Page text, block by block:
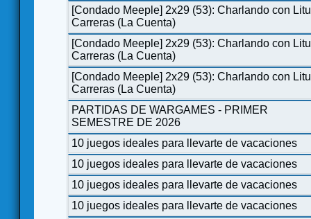
[Condado Meeple] 2x29 (53): Charlando con
Carreras (La Cuenta)
[Condado Meeple] 2x29 (53): Charlando con
Carreras (La Cuenta)
[Condado Meeple] 2x29 (53): Charlando con
Carreras (La Cuenta)
PARTIDAS DE WARGAMES - PRIMER
SEMESTRE DE 2026
10 juegos ideales para llevarte de vacaciones
10 juegos ideales para llevarte de vacaciones
10 juegos ideales para llevarte de vacaciones
10 juegos ideales para llevarte de vacaciones